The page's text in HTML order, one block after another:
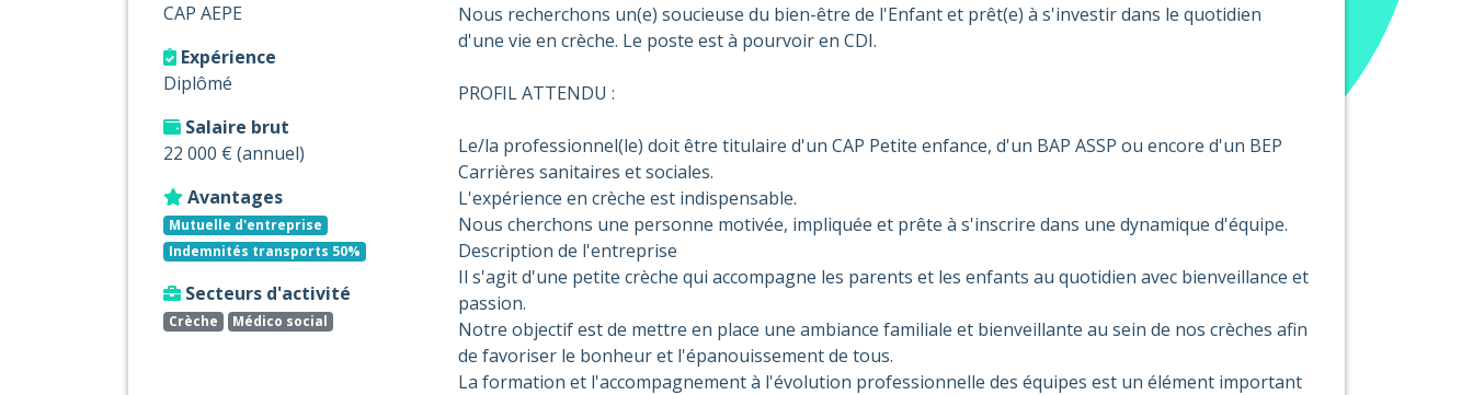
CAP AEPE
Expérience
Diplômé
Salaire brut
22 000 € (annuel)
Avantages
Mutuelle d'entreprise
Indemnités transports 50%
Secteurs d'activité
Crèche Médico social
Nous recherchons un(e) soucieuse du bien-être de l'Enfant et prêt(e) à s'investir dans le quotidien
d'une vie en crèche. Le poste est à pourvoir en CDI.
PROFIL ATTENDU :
Le/la professionnel(le) doit être titulaire d'un CAP Petite enfance, d'un BAP ASSP ou encore d'un BEP
Carrières sanitaires et sociales.
L'expérience en crèche est indispensable.
Nous cherchons une personne motivée, impliquée et prête à s'inscrire dans une dynamique d'équipe.
Description de l'entreprise
Il s'agit d'une petite crèche qui accompagne les parents et les enfants au quotidien avec bienveillance et
passion.
Notre objectif est de mettre en place une ambiance familiale et bienveillante au sein de nos crèches afin
de favoriser le bonheur et l'épanouissement de tous.
La formation et l'accompagnement à l'évolution professionnelle des équipes est un élément important